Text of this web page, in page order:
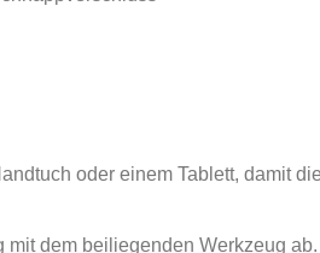
oder einem Tablett, damit
dem beiliegenden Werkzeug ab.